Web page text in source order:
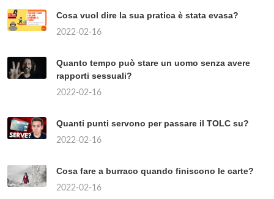
Cosa vuol dire la sua pratica è stata evasa?
2022-02-16
Quanto tempo può stare un uomo senza avere
rapporti sessuali?
2022-02-16
Quanti punti servono per passare il TOLC su?
2022-02-16
Cosa fare a burraco quando finiscono le carte?
2022-02-16